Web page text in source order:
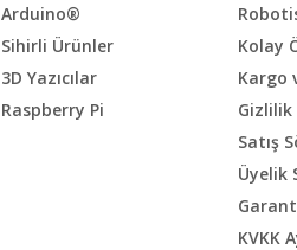
Arduino®
Sihirli Ürünler
3D Yazıcılar
Raspberry Pi
Kolay
Kargo
Gizlilik
Satış
Üyelik
KVKK